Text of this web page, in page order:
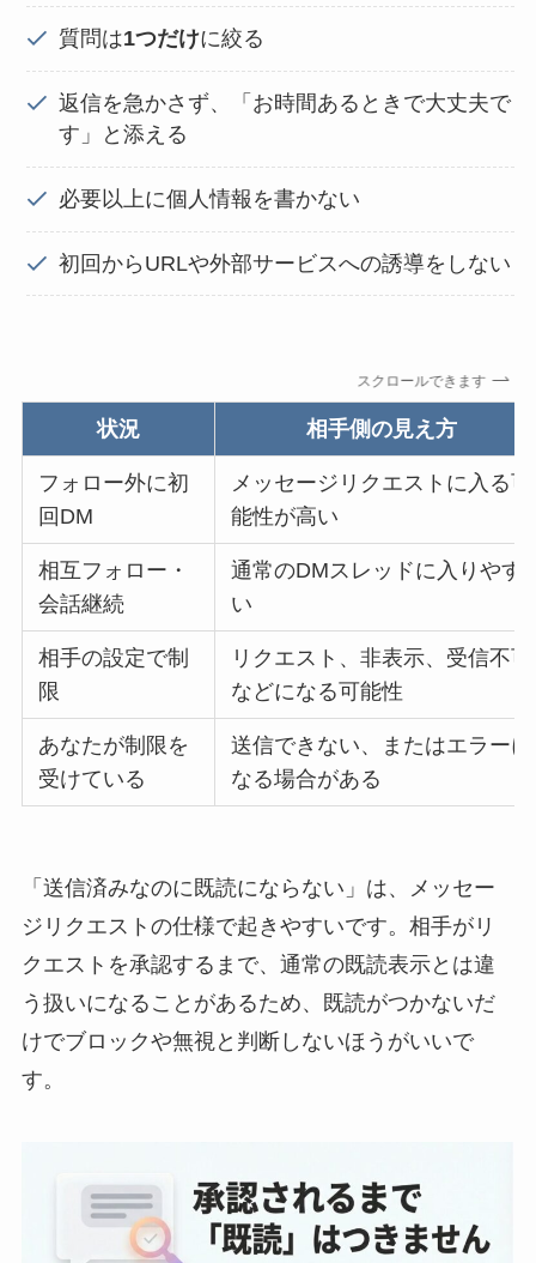
質問は1つだけに絞る
返信を急かさず、「お時間あるときで大丈夫で
す」と添える
必要以上に個人情報を書かない
初回からURLや外部サービスへの誘導をしない
スクロールできます
状況 相手側の見え方
フォロー外に初
回DM
メッセージリクエストに入る可
能性が高い
相互フォロー・
会話継続
通常のDMスレッドに入りやす
い
相手の設定で制
限
リクエスト、非表示、受信不可
などになる可能性
あなたが制限を
受けている
送信できない、またはエラーに
なる場合がある
「送信済みなのに既読にならない」は、メッセー
ジリクエストの仕様で起きやすいです。相手がリ
クエストを承認するまで、通常の既読表示とは違
う扱いになることがあるため、既読がつかないだ
けでブロックや無視と判断しないほうがいいで
す。